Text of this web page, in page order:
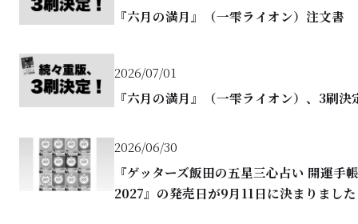
『六月の満月』（一雫ライオン）注文書
2026/07/01
『六月の満月』（一雫ライオン）、3刷決
2026/06/30
『ゲッターズ飯田の五星三心占い 開運手
2027』の発売日が9月11日に決まりました